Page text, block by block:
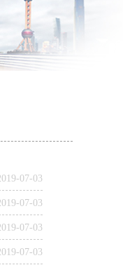
07-03
07-03
07-03
07-03